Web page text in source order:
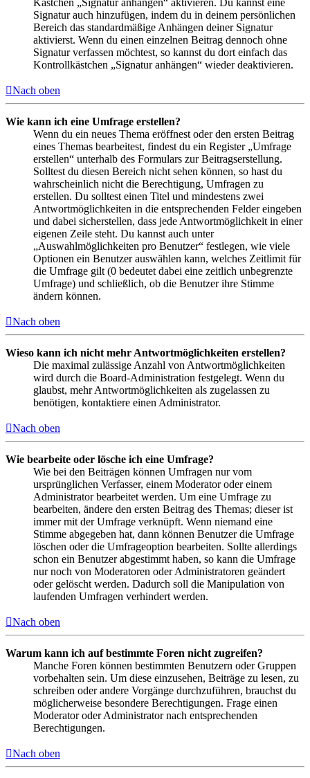
Kästchen „Signatur anhängen“ aktivieren. Du kannst eine
Signatur auch hinzufügen, indem du in deinem persönlichen
Bereich das standardmäßige Anhängen deiner Signatur
aktivierst. Wenn du einen einzelnen Beitrag dennoch ohne
Signatur verfassen möchtest, so kannst du dort einfach das
Kontrollkästchen „Signatur anhängen“ wieder deaktivieren.
Nach oben
Wie kann ich eine Umfrage erstellen?
Wenn du ein neues Thema eröffnest oder den ersten Beitrag
eines Themas bearbeitest, findest du ein Register „Umfrage
erstellen“ unterhalb des Formulars zur Beitragserstellung.
Solltest du diesen Bereich nicht sehen können, so hast du
wahrscheinlich nicht die Berechtigung, Umfragen zu
erstellen. Du solltest einen Titel und mindestens zwei
Antwortmöglichkeiten in die entsprechenden Felder eingeben
und dabei sicherstellen, dass jede Antwortmöglichkeit in einer
eigenen Zeile steht. Du kannst auch unter
„Auswahlmöglichkeiten pro Benutzer“ festlegen, wie viele
Optionen ein Benutzer auswählen kann, welches Zeitlimit für
die Umfrage gilt (0 bedeutet dabei eine zeitlich unbegrenzte
Umfrage) und schließlich, ob die Benutzer ihre Stimme
ändern können.
Nach oben
Wieso kann ich nicht mehr Antwortmöglichkeiten erstellen?
Die maximal zulässige Anzahl von Antwortmöglichkeiten
wird durch die Board-Administration festgelegt. Wenn du
glaubst, mehr Antwortmöglichkeiten als zugelassen zu
benötigen, kontaktiere einen Administrator.
Nach oben
Wie bearbeite oder lösche ich eine Umfrage?
Wie bei den Beiträgen können Umfragen nur vom
ursprünglichen Verfasser, einem Moderator oder einem
Administrator bearbeitet werden. Um eine Umfrage zu
bearbeiten, ändere den ersten Beitrag des Themas; dieser ist
immer mit der Umfrage verknüpft. Wenn niemand eine
Stimme abgegeben hat, dann können Benutzer die Umfrage
löschen oder die Umfrageoption bearbeiten. Sollte allerdings
schon ein Benutzer abgestimmt haben, so kann die Umfrage
nur noch von Moderatoren oder Administratoren geändert
oder gelöscht werden. Dadurch soll die Manipulation von
laufenden Umfragen verhindert werden.
Nach oben
Warum kann ich auf bestimmte Foren nicht zugreifen?
Manche Foren können bestimmten Benutzern oder Gruppen
vorbehalten sein. Um diese einzusehen, Beiträge zu lesen, zu
schreiben oder andere Vorgänge durchzuführen, brauchst du
möglicherweise besondere Berechtigungen. Frage einen
Moderator oder Administrator nach entsprechenden
Berechtigungen.
Nach oben